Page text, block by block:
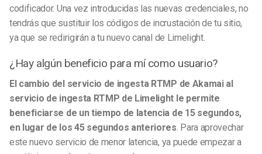
codificador. Una vez introducidas las nuevas credenciales, no
tendrás que sustituir los códigos de incrustación de tu sitio,
ya que se redirigirán a tu nuevo canal de Limelight.
¿Hay algún beneficio para mí como usuario?
El cambio del servicio de ingesta RTMP de Akamai al
servicio de ingesta RTMP de Limelight le permite
beneficiarse de un tiempo de latencia de 15 segundos,
en lugar de los 45 segundos anteriores. Para aprovechar
este nuevo servicio de menor latencia, ya puede empezar a